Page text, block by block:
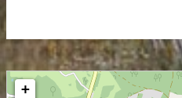
112 m²
+